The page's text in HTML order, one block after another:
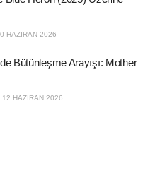
HAZIRAN 2026
Bütünleşme Arayışı: Mother
12 HAZIRAN 2026